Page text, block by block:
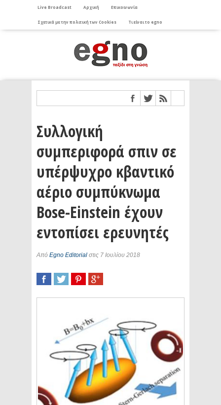
Live Broadcast Αρχική Επικοινωνία
Σχετικά με την πολιτική των Cookies Τι είναι το egno
Συλλογική
συμπεριφορά σπιν σε
υπέρψυχρο κβαντικό
αέριο συμπύκνωμα
Bose-Einstein έχουν
εντοπίσει ερευνητές
Από Egno Editorial στις 7 Ιουλίου 2018